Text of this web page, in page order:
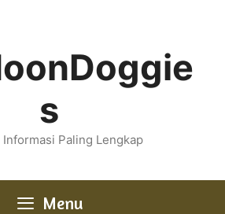
s
Paling Lengkap
Menu